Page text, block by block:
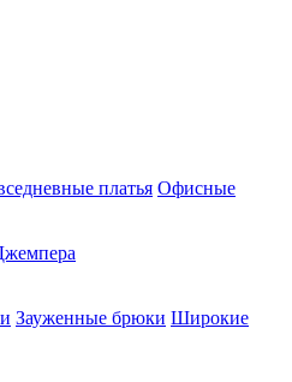
платья Офисные
Зауженные брюки Широкие